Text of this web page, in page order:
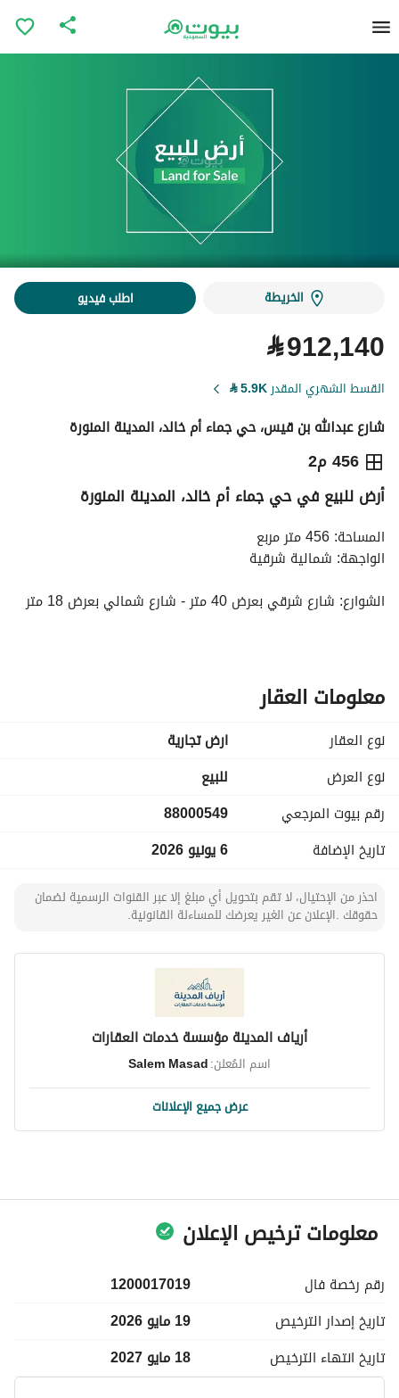
الخريطة اطلب فيديو
⃁912,140
القسط الشهري المقدر5.9K
⃁
شارع عبدالله بن قيس، حي جماء أم خالد، المدينة المنورة
456 م2
⃁
912,140
التفاصيل معلومات ترخيص الإعلان حاسبة التمويلأرض للبيع في حي جماء أم خالد، المدينة المنورة
المساحة: 456 متر مربع
الواجهة: شمالية شرقية
الشوارع: شارع شرقي بعرض 40 متر - شارع شمالي بعرض 18 متر
يعزز من قيمتها الاستثمارية وفرص التطوير المستقبلية
المرافق المتوفرة: كهرباء - مياه
سعر المتر: 2,000 ريال
معلومات العقار
نوع العقار
ارض تجارية
نوع العرض
للبيع
رقم بيوت المرجعي
88000549
تاريخ الإضافة
6 يونيو 2026
احذر من الإحتيال، لا تقم بتحويل أي مبلغ إلا عبر القنوات الرسمية لضمان
حقوقك .الإعلان عن الغير يعرضك للمساءلة القانونية.
أرياف المدينة مؤسسة خدمات العقارات
اسم المُعلن:Salem Masad
عرض جميع الإعلانات
معلومات ترخيص الإعلان
رقم رخصة فال
1200017019
تاريخ إصدار الترخيص
19 مايو 2026
تاريخ انتهاء الترخيص 18 مايو 2027